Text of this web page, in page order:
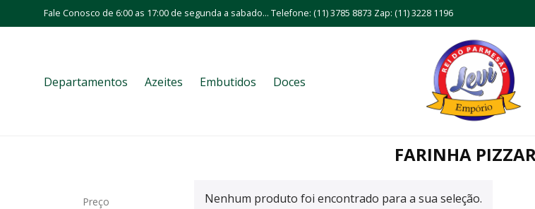
Fale Conosco de 6:00 as 17:00 de segunda a sabado... Telefone: (11) 3785 8873 Zap: (11) 3228 1196
Departamentos Azeites Embutidos Doces
FARINHA
Preço Nenhum produto foi encontrado para a sua seleção.